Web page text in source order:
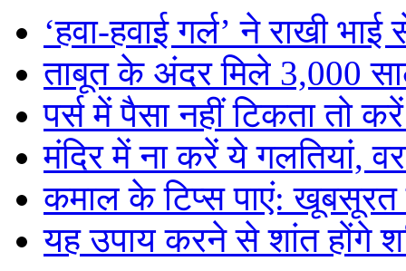
‘हवा-हवाई गर्ल’ ने राखी
ताबूत के अंदर मिले 3,000
पर्स में पैसा नहीं टिकता तो
मंदिर में ना करें ये गलतियां,
कमाल के टिप्स पाएं: खूबसूरत
यह उपाय करने से शांत होंगे